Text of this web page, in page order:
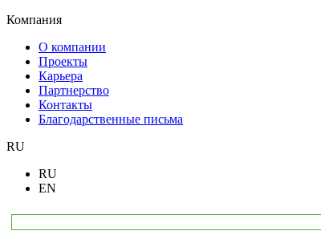
Компания
О компании
Проекты
Карьера
Партнерство
Контакты
Благодарственные письма
RU
RU
EN